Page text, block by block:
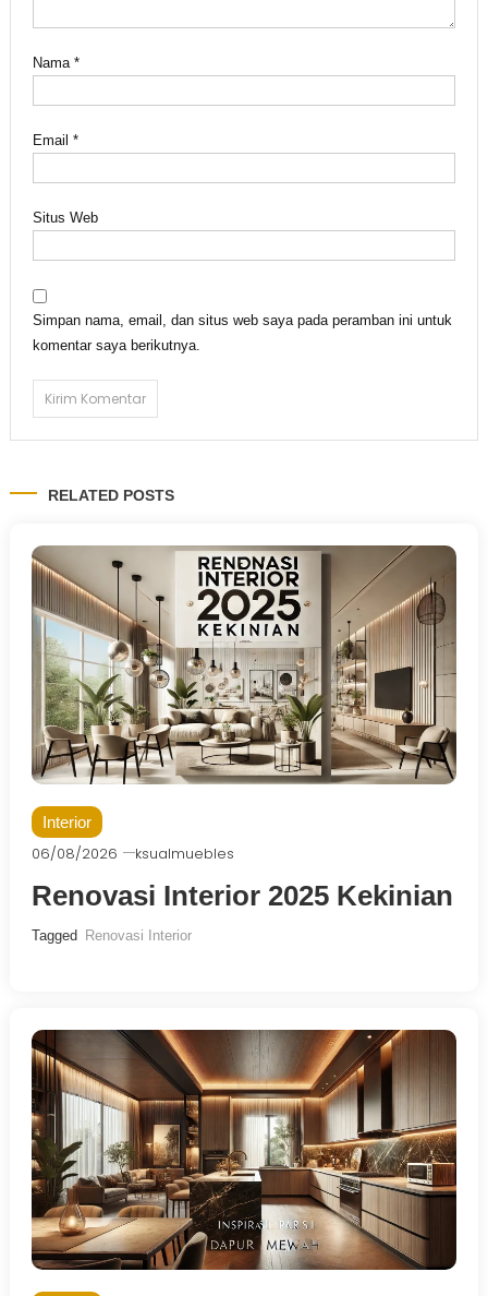
Nama *
Email *
Situs Web
Simpan nama, email, dan situs web saya pada peramban ini untuk
komentar saya berikutnya.
RELATED POSTS
Interior
06/08/2026 ksualmuebles
Renovasi Interior 2025 Kekinian
Tagged Renovasi Interior